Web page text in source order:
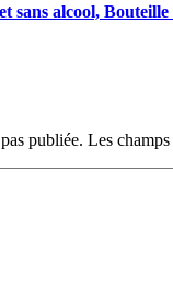
sans alcool,
publiée. Les